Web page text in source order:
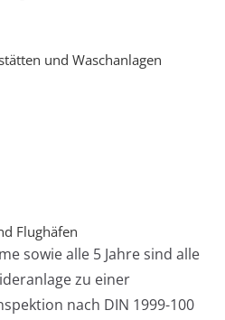
und Waschanlagen
Flughäfen
sowie alle 5 Jahre sind alle
zu einer
nach DIN 1999-100